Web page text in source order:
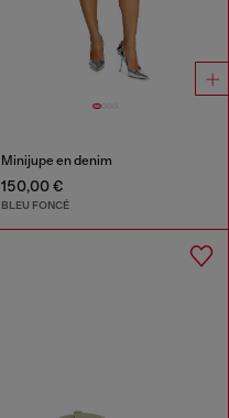
Minijupe en denim
150,00 €
BLEU FONCÉ